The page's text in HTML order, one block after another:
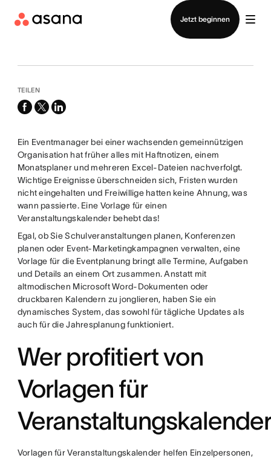
Jetzt beginnen
Vertrieb kontaktieren
TEILEN
facebook
x-
linkedin
Ein Eventmanager bei einer wachsenden gemeinnützigen
Organisation hat früher alles mit Haftnotizen, einem
Monatsplaner und mehreren Excel-Dateien nachverfolgt.
Wichtige Ereignisse überschneiden sich, Fristen wurden
nicht eingehalten und Freiwillige hatten keine Ahnung, was
wann passierte. Eine Vorlage für einen
Veranstaltungskalender behebt das!
Egal, ob Sie Schulveranstaltungen planen, Konferenzen
planen oder Event-Marketingkampagnen verwalten, eine
Vorlage für die Eventplanung bringt alle Termine, Aufgaben
und Details an einem Ort zusammen. Anstatt mit
altmodischen Microsoft Word-Dokumenten oder
druckbaren Kalendern zu jonglieren, haben Sie ein
dynamisches System, das sowohl für tägliche Updates als
auch für die Jahresplanung funktioniert.
Wer profitiert von
Vorlagen für
Vorlagen für Veranstaltungskalender helfen Einzelpersonen,